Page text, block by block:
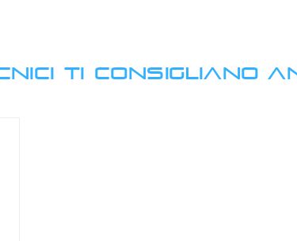
TI CONSIGLIANO